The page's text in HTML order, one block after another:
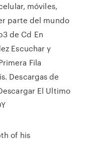
móviles,
parte del mundo
de Cd En
Escuchar y
Fila
Descargas de
El Ultimo
of his